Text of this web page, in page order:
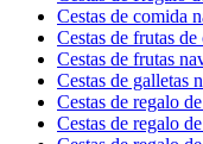
Cestas de comida
Cestas de frutas
Cestas de frutas
Cestas de galletas
Cestas de regalo
Cestas de regalo